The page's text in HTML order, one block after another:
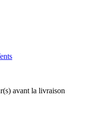
avant la livraison